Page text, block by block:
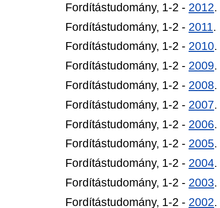
Fordítástudomány, 1-2 - 2012
Fordítástudomány, 1-2 - 2011.
Fordítástudomány, 1-2 - 2010
Fordítástudomány, 1-2 - 2009
Fordítástudomány, 1-2 - 2008
Fordítástudomány, 1-2 - 2007
Fordítástudomány, 1-2 - 2006
Fordítástudomány, 1-2 - 2005
Fordítástudomány, 1-2 - 2004
Fordítástudomány, 1-2 - 2003
Fordítástudomány, 1-2 - 2002